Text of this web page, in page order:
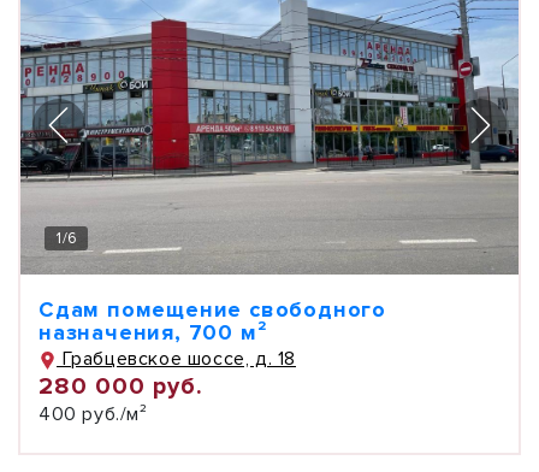
1/6
Сдам помещение свободного
назначения, 700 м²
Грабцевское шоссе, д. 18
280 000 руб.
400 руб./м²